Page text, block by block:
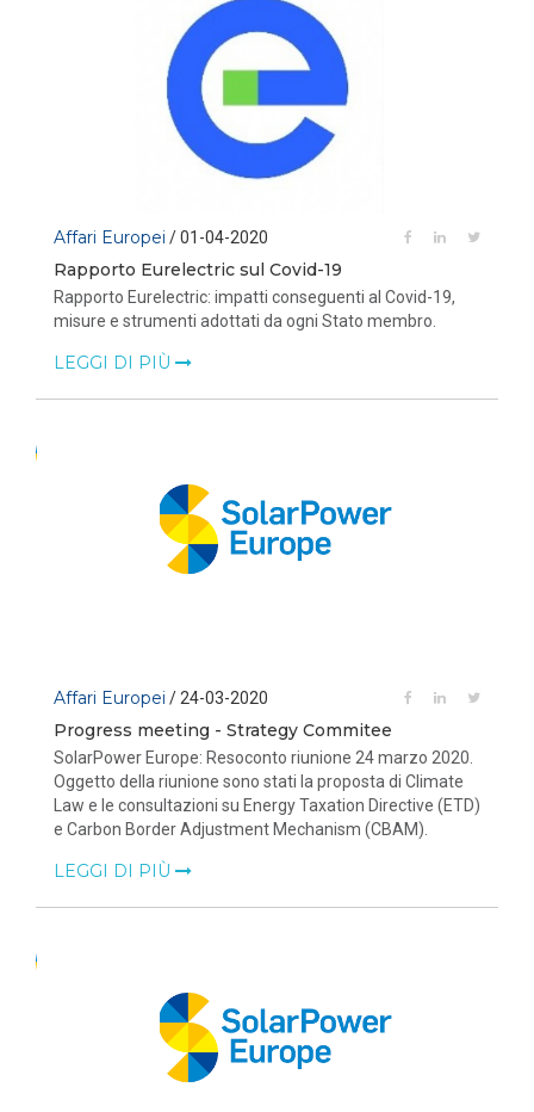
Affari Europei / 01-04-2020
Rapporto Eurelectric sul Covid-19
Rapporto Eurelectric: impatti conseguenti al Covid-19,
misure e strumenti adottati da ogni Stato membro.
LEGGI DI PIÙ
Affari Europei / 24-03-2020
Progress meeting - Strategy Commitee
SolarPower Europe: Resoconto riunione 24 marzo 2020.
Oggetto della riunione sono stati la proposta di Climate
Law e le consultazioni su Energy Taxation Directive (ETD)
e Carbon Border Adjustment Mechanism (CBAM).
LEGGI DI PIÙ